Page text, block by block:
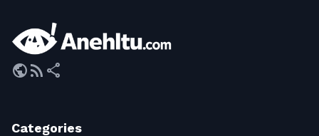
publicrss_feed share
Categories